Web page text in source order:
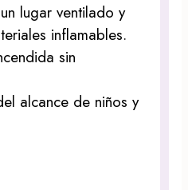
lugar ventilado y
inflamables.
sin
alcance de niños y